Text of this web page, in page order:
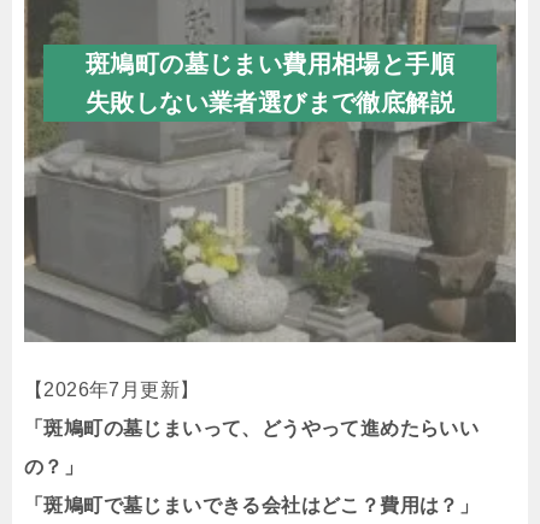
斑鳩町の墓じまい費用相場と手順
失敗しない業者選びまで徹底解説
【2026年7月更新】
「斑鳩町の墓じまいって、どうやって進めたらいい
の？」
「斑鳩町で墓じまいできる会社はどこ？費用は？」